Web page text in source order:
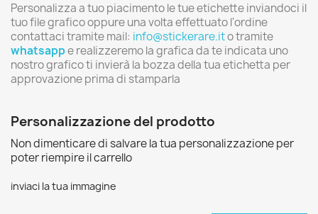
Personalizza a tuo piacimento le tue etichette inviandoci il
tuo file grafico oppure una volta effettuato l'ordine
contattaci tramite mail: info@stickerare.ito tramite
whatsappe realizzeremo la grafica da te indicata uno
nostro grafico ti invierà la bozza della tua etichetta per
approvazione prima di stamparla
Personalizzazione del prodotto
Non dimenticare di salvare la tua personalizzazione per
poter riempire il carrello
inviaci la tua immagine